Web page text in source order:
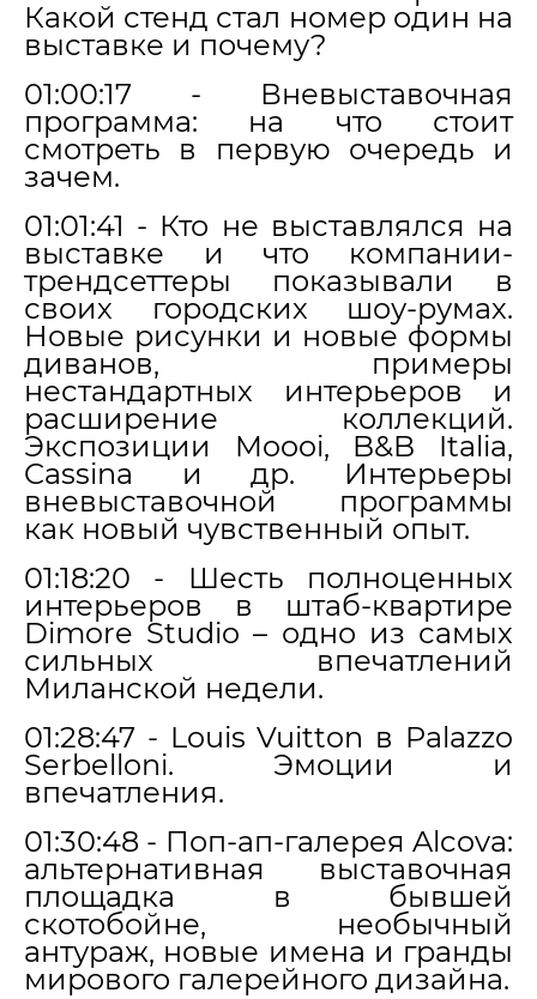
Какой стенд стал номер один на
выставке и почему?
01:00:17 - Вневыставочная
программа: на что стоит
смотреть в первую очередь и
зачем.
01:01:41 - Кто не выставлялся на
выставке и что компании-
трендсеттеры показывали в
своих городских шоу-румах.
Новые рисунки и новые формы
диванов, примеры
нестандартных интерьеров и
расширение коллекций.
Экспозиции Moooi, B&B Italia,
Cassina и др. Интерьеры
вневыставочной программы
как новый чувственный опыт.
01:18:20 - Шесть полноценных
интерьеров в штаб-квартире
Dimore Studio – одно из самых
сильных впечатлений
Миланской недели.
01:28:47 - Louis Vuitton в Palazzo
Serbelloni. Эмоции и
впечатления.
01:30:48 - Поп-ап-галерея Alcova:
альтернативная выставочная
площадка в бывшей
скотобойне, необычный
антураж, новые имена и гранды
мирового галерейного дизайна.